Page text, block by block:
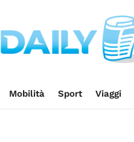
Mobilità Sport Viaggi